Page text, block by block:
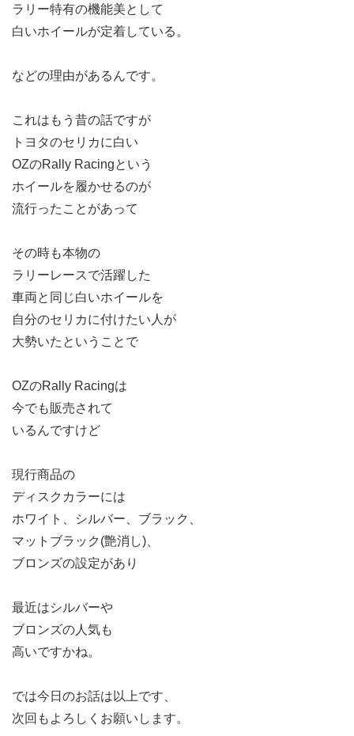
ラリー特有の機能美として
白いホイールが定着している。
などの理由があるんです。
これはもう昔の話ですが
トヨタのセリカに白い
OZのRally Racingという
ホイールを履かせるのが
流行ったことがあって
その時も本物の
ラリーレースで活躍した
車両と同じ白いホイールを
自分のセリカに付けたい人が
大勢いたということで
OZのRally Racingは
今でも販売されて
いるんですけど
現行商品の
ディスクカラーには
ホワイト、シルバー、ブラック、
マットブラック(艶消し)、
ブロンズの設定があり
最近はシルバーや
ブロンズの人気も
高いですかね。
では今日のお話は以上です、
次回もよろしくお願いします。